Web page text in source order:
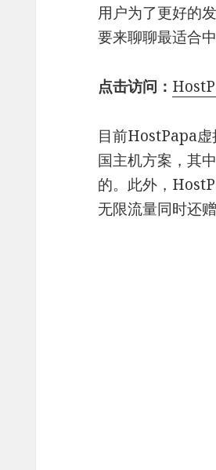
用户为了更好的
要来聊聊最适合
点击访问：
目前HostPapa
国主机方案，其
的。此外，
无限流量同时还